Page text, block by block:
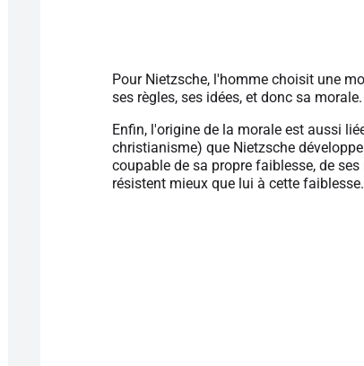
Pour Nietzsche, l'homme choisit une
ses règles, ses idées, et donc sa morale.
Enfin, l'origine de la morale est aussi
christianisme) que Nietzsche
coupable de sa propre faiblesse, de
résistent mieux que lui à cette